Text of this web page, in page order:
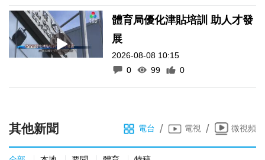
體育局優化津貼培訓 助人才發
展
2026-08-08 10:15
0
99 0
其他新聞 電台 / 電視 / 微視頻